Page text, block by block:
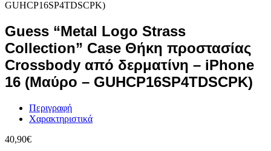
Guess “Metal Logo Strass
Collection” Case Θήκη προστασίας
Crossbody από δερματίνη – iPhone
16 (Μαύρο – GUHCP16SP4TDSCPK)
Περιγραφή
Χαρακτηριστικά
40,90€